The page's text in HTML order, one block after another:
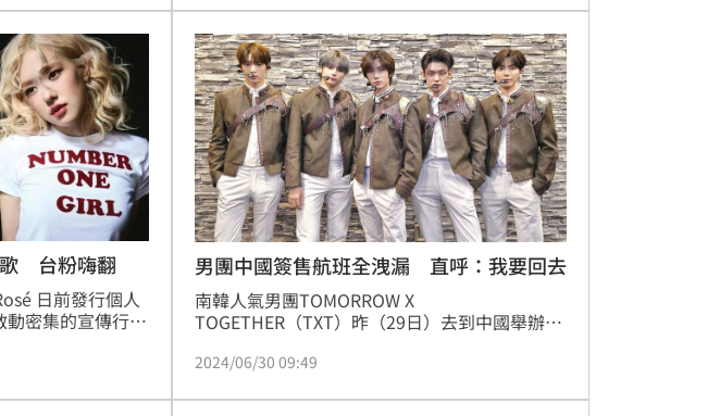
引逾500名粉絲熱情響應！他倆透露因為拍攝
《器子》而在片場約定將會有音樂合作！林汝珊
歌 台粉嗨翻
日前發行個人
密集的宣傳行
衣服是台北市立
男團中國簽售航班全洩漏 直呼：我要回去
南韓人氣男團TOMORROW X
TOGETHER（TXT）昨（29日）去到中國舉辦簽
程還遇到私生的誇張行徑，讓成員
2024/06/30 09:49